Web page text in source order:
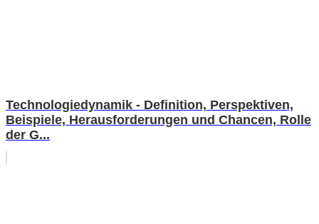
Technologiedynamik - Definition, Perspektiven,
Beispiele, Herausforderungen und Chancen, Rolle
der G...